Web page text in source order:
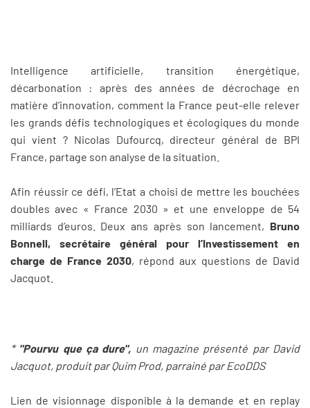
Intelligence artificielle, transition énergétique,
décarbonation : après des années de décrochage en
matière d’innovation, comment la France peut-elle relever
les grands défis technologiques et écologiques du monde
qui vient ? Nicolas Dufourcq, directeur général de BPI
France, partage son analyse de la situation.
Afin réussir ce défi, l’Etat a choisi de mettre les bouchées
doubles avec « France 2030 » et une enveloppe de 54
milliards d’euros. Deux ans après son lancement, Bruno
Bonnell, secrétaire général pour l’Investissement en
charge de France 2030, répond aux questions de David
Jacquot.
* "Pourvu que ça dure", un magazine présenté par David
Jacquot, produit par Quim Prod, parrainé par EcoDDS
Lien de visionnage disponible à la demande et en replay